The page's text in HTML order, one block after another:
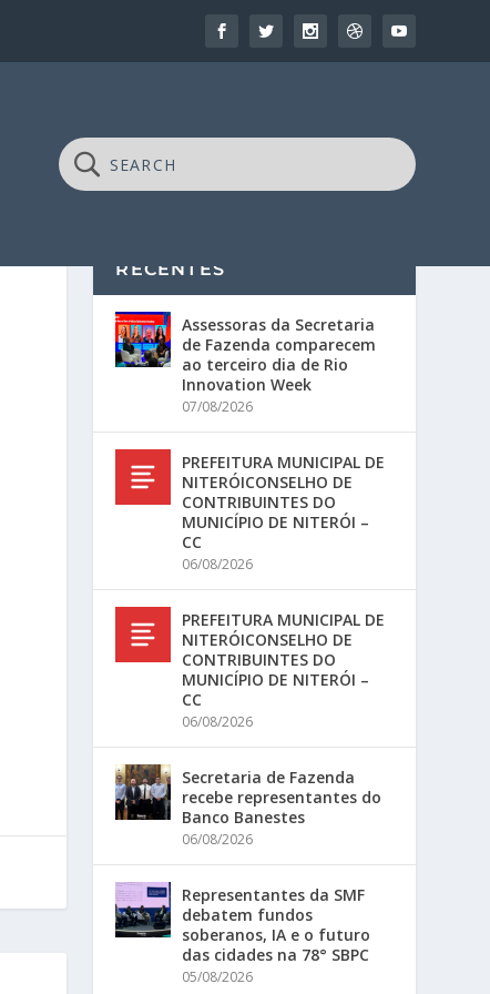
RECENTES
Assessoras da Secretaria
de Fazenda comparecem
ao terceiro dia de Rio
Innovation Week
07/08/2026
PREFEITURA MUNICIPAL DE
NITERÓICONSELHO DE
CONTRIBUINTES DO
MUNICÍPIO DE NITERÓI –
CC
06/08/2026
PREFEITURA MUNICIPAL DE
NITERÓICONSELHO DE
CONTRIBUINTES DO
MUNICÍPIO DE NITERÓI –
CC
06/08/2026
Secretaria de Fazenda
recebe representantes do
Banco Banestes
06/08/2026
Representantes da SMF
debatem fundos
soberanos, IA e o futuro
das cidades na 78° SBPC
05/08/2026